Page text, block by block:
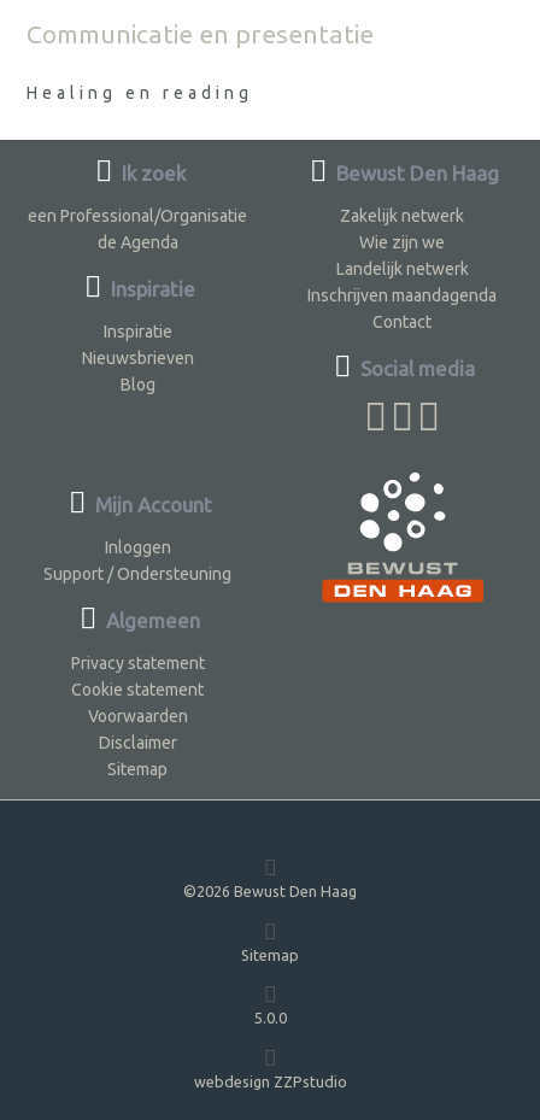
Communicatie en presentatie
Healing en reading
Ik zoek
een Professional/Organisatie
de Agenda
Inspiratie
Inspiratie
Nieuwsbrieven
Blog
Bewust Den Haag
Zakelijk netwerk
Wie zijn we
Landelijk netwerk
Inschrijven maandagenda
Contact
Social media
Mijn Account
Inloggen
Support / Ondersteuning
Algemeen
Privacy statement
Cookie statement
Voorwaarden
Disclaimer
Sitemap
©2026 Bewust Den Haag
Sitemap
5.0.0
webdesign ZZPstudio